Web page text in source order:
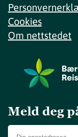
Cookies
Om nettstedet
Meld deg